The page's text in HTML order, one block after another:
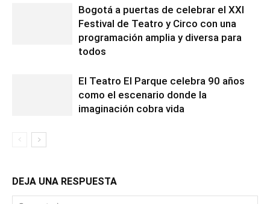
Bogotá a puertas de celebrar el XXI
Festival de Teatro y Circo con una
programación amplia y diversa para
todos
El Teatro El Parque celebra 90 años
como el escenario donde la
imaginación cobra vida
DEJA UNA RESPUESTA